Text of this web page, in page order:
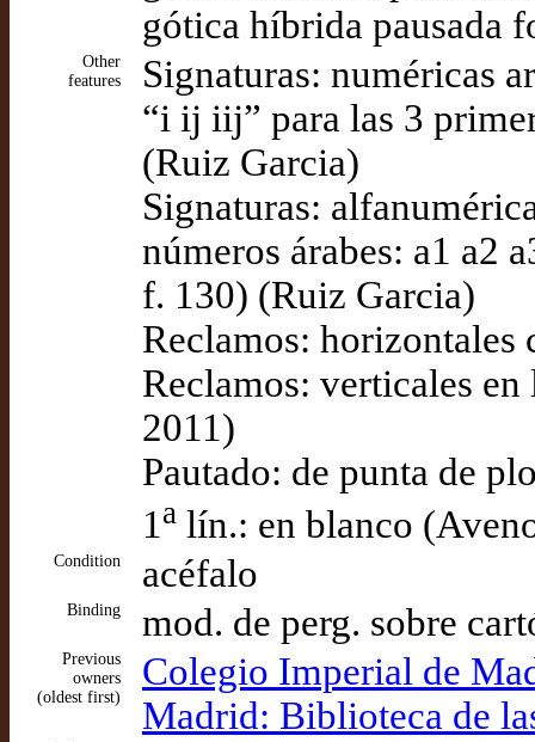
gótica híbrida pausada
Other
features
Signaturas: numéricas
“i ij iij” para las 3
(Ruiz Garcia)
Signaturas:
números árabes: a1 a2
f. 130) (Ruiz Garcia)
Reclamos:
Reclamos: verticales
2011)
Pautado: de punta de
1 a lín.: en blanco
Condition acéfalo
Binding mod. de perg. sobre
Previous
owners
(oldest first)
Colegio Imperial de
Madrid: Biblioteca de